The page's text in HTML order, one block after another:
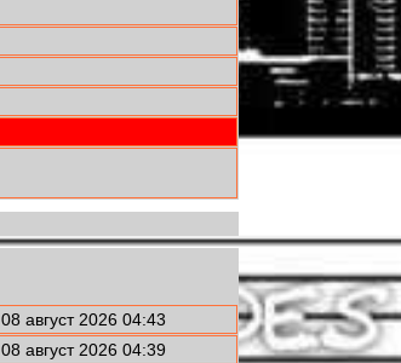
08 август 2026 04:43
08 август 2026 04:39